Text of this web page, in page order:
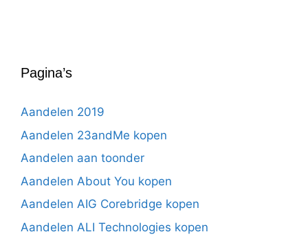
Pagina’s
Aandelen 2019
Aandelen 23andMe kopen
Aandelen aan toonder
Aandelen About You kopen
Aandelen AIG Corebridge kopen
Aandelen ALI Technologies kopen